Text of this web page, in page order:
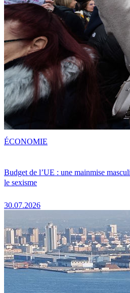
Budget de l’UE : une mainmise
le sexisme
30.07.2026
ÉCONOMIE